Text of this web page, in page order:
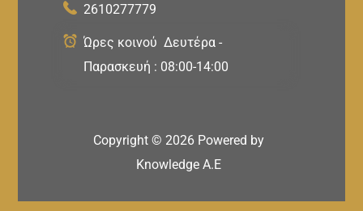
2610277779
Ώρες κοινού Δευτέρα -
Παρασκευή : 08:00-14:00
Copyright © 2026 Powered by
Knowledge A.E